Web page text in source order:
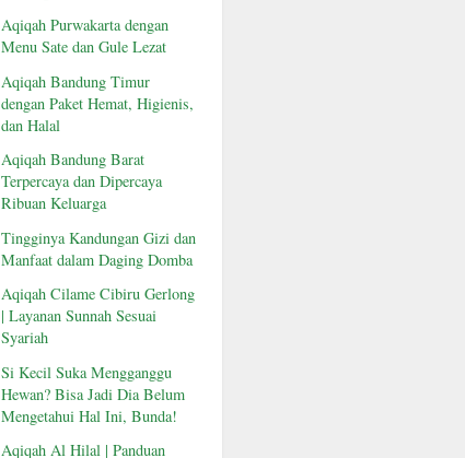
Aqiqah Purwakarta dengan
Menu Sate dan Gule Lezat
Aqiqah Bandung Timur
dengan Paket Hemat, Higienis,
dan Halal
Aqiqah Bandung Barat
Terpercaya dan Dipercaya
Ribuan Keluarga
Tingginya Kandungan Gizi dan
Manfaat dalam Daging Domba
Aqiqah Cilame Cibiru Gerlong
| Layanan Sunnah Sesuai
Syariah
Si Kecil Suka Mengganggu
Hewan? Bisa Jadi Dia Belum
Mengetahui Hal Ini, Bunda!
Aqiqah Al Hilal | Panduan